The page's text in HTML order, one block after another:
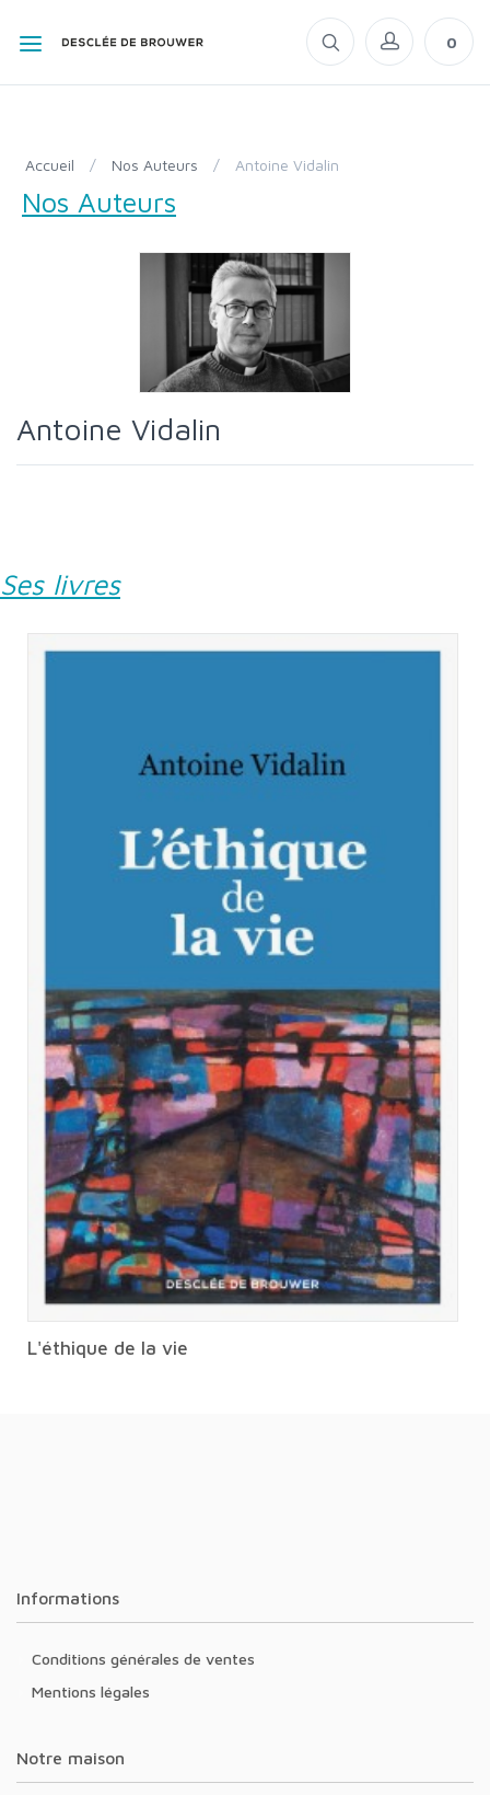
0
Accueil / Nos Auteurs / Antoine Vidalin
Nos Auteurs
Antoine Vidalin
Ses livres
L'éthique de la vie
Informations
Conditions générales de ventes
Mentions légales
Notre maison